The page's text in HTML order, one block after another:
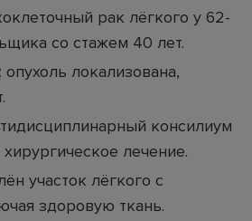
рак лёгкого у 62-
со стажем 40 лет.
локализована,
консилиум
лечение.
участок лёгкого с
здоровую ткань.